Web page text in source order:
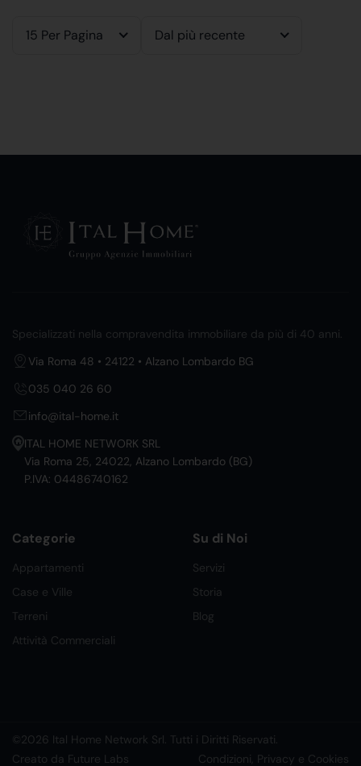
15 Per Pagina Dal più recente
Specializzati nella compravendita immobiliare da più di 40 anni.
Via Roma 48 • 24122 • Alzano Lombardo BG
035 040 26 60
info@ital-home.it
ITAL HOME NETWORK SRL
Via Roma 25, 24022, Alzano Lombardo (BG)
P.IVA: 04486740162
Categorie
Appartamenti
Case e Ville
Terreni
Attività Commerciali
Su di Noi
Servizi
Storia
Blog
©2026 Ital Home Network Srl. Tutti i Diritti Riservati.
Creato da Future Labs
Condizioni, Privacy e Cookies